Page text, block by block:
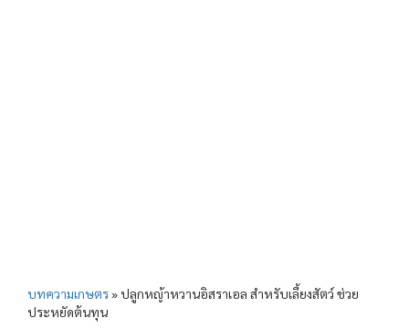
บทความเกษตร»ปลูกหญ้าหวานอิสราเอล สำหรับเลี้ยงสัตว์ ช่วย
ประหยัดต้นทุน